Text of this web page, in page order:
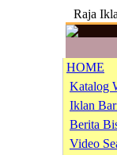
Raja
HOME
Katalog
Iklan
Berita
Video